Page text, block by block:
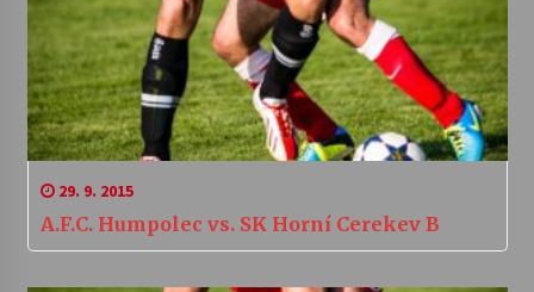
29. 9. 2015
A.F.C. Humpolec vs. SK Horní Cerekev B